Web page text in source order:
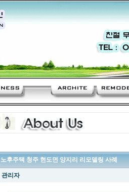
노후주택 청주 현도면 양지리 리모델링 사례
관리자